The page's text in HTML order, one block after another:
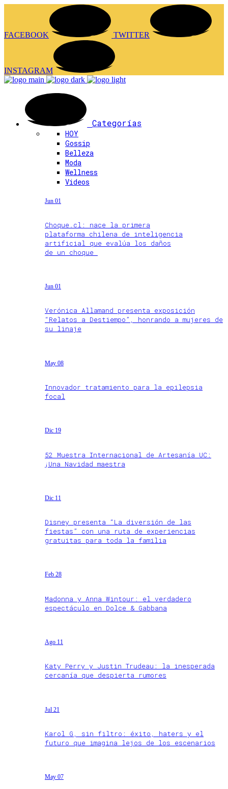
FACEBOOK TWITTER
INSTAGRAM
Categorías
HOY
Gossip
Belleza
Moda
Wellness
Videos
Jun 01
Choque.cl: nace la primera
plataforma chilena de inteligencia
artificial que evalúa los daños
de un choque
Jun 01
Verónica Allamand presenta exposición
“Relatos a Destiempo”, honrando a mujeres de
su linaje
May 08
Innovador tratamiento para la epilepsia
focal
Dic 19
52 Muestra Internacional de Artesanía UC:
¡Una Navidad maestra
Dic 11
Disney presenta “La diversión de las
fiestas” con una ruta de experiencias
gratuitas para toda la familia
Feb 28
Madonna y Anna Wintour: el verdadero
espectáculo en Dolce & Gabbana
Ago 11
Katy Perry y Justin Trudeau: la inesperada
cercanía que despierta rumores
Jul 21
Karol G, sin filtro: éxito, haters y el
futuro que imagina lejos de los escenarios
May 07